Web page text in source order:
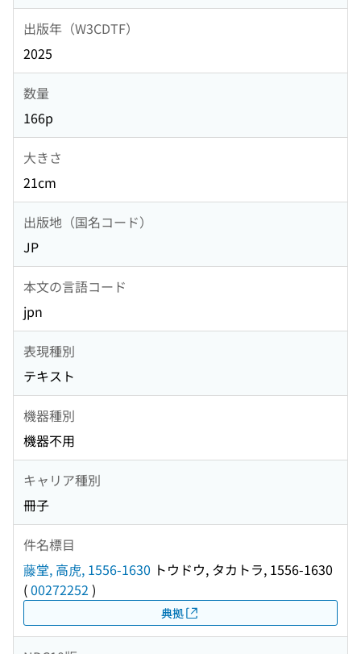
出版年（W3CDTF）
2025
数量
166p
大きさ
21cm
出版地（国名コード）
JP
本文の言語コード
jpn
表現種別
テキスト
機器種別
機器不用
キャリア種別
冊子
件名標目
藤堂, 高虎, 1556-1630 トウドウ, タカトラ, 1556-1630
(00272252 )
典拠